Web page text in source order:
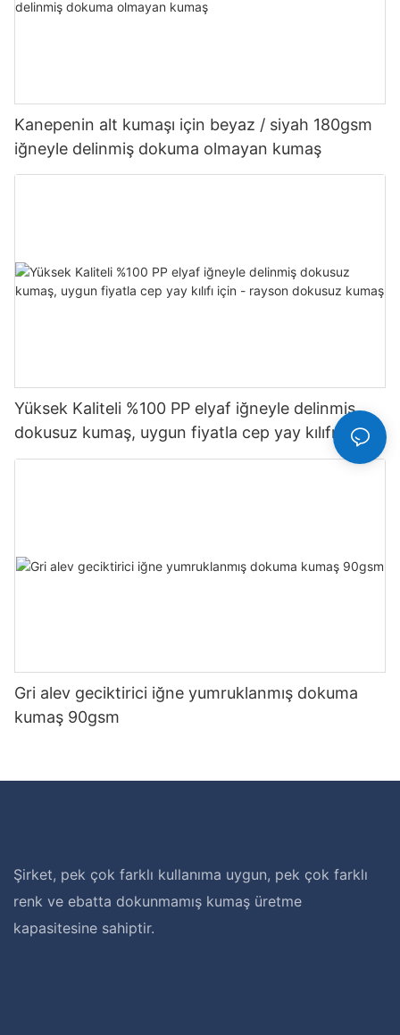
Kanepenin alt kumaşı için beyaz / siyah 180gsm
iğneyle delinmiş dokuma olmayan kumaş
Yüksek Kaliteli %100 PP elyaf iğneyle delinmiş
dokusuz kumaş, uygun fiyatla cep yay kılıfı için -
rayson dokusuz kumaş
Gri alev geciktirici iğne yumruklanmış dokuma
kumaş 90gsm
Şirket, pek çok farklı kullanıma uygun, pek çok farklı
renk ve ebatta dokunmamış kumaş üretme
kapasitesine sahiptir.